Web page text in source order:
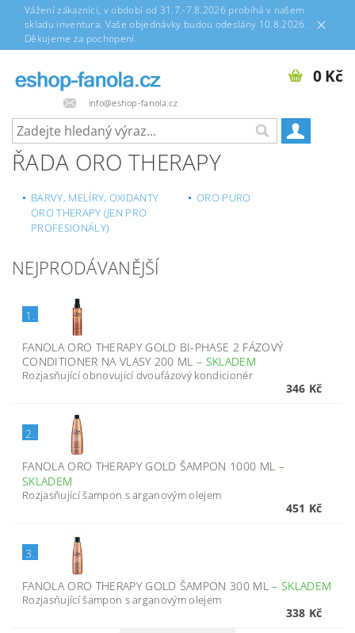
Vážení zákazníci, v období od 31.7.-7.8.2026 probíhá v našem
skladu inventura. Vaše objednávky budou odeslány 10.8.2026.
Děkujeme za pochopení.
info@eshop-fanola.cz
0 Kč
ŘADA ORO THERAPY
BARVY, MELÍRY, OXIDANTY
ORO THERAPY (JEN PRO
PROFESIONÁLY)
ORO PURO
NEJPRODÁVANĚJŠÍ
1.
FANOLA ORO THERAPY GOLD BI-PHASE 2 FÁZOVÝ
CONDITIONER NA VLASY 200 ML– SKLADEM
Rozjasňující obnovující dvoufázový kondicionér
346 Kč
2.
FANOLA ORO THERAPY GOLD ŠAMPON 1000 ML –
SKLADEM
Rozjasňující šampon s arganovým olejem
451 Kč
3.
FANOLA ORO THERAPY GOLD ŠAMPON 300 ML– SKLADEM
Rozjasňující šampon s arganovým olejem
338 Kč